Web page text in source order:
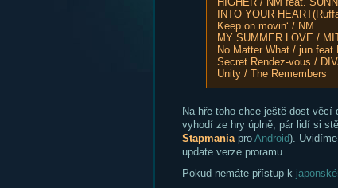
INTO YOUR
Keep on movin‘ / NM
MY SUMMER LOVE /
No Matter What / jun
Secret Rendez-vous /
Unity / The Remembers
Na hře toho chce ještě dost
vyhodí ze hry úplně, pár lidí si
Stapmaniapro Android).
update verze proramu.
Pokud nemáte přístup k